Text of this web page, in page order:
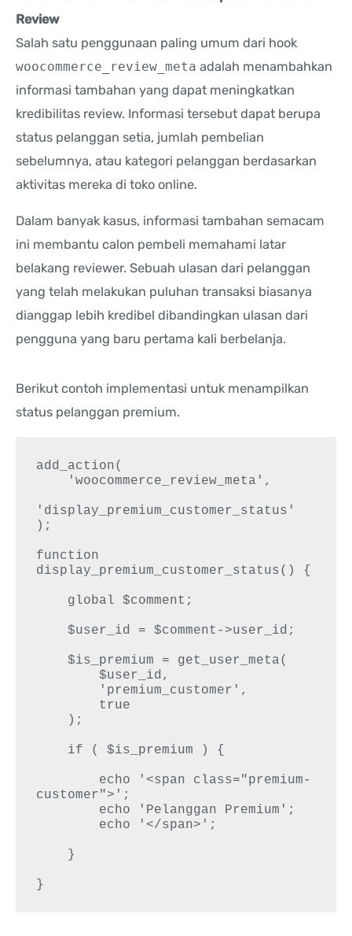
Review
Salah satu penggunaan paling umum dari hook
woocommerce_review_meta adalah menambahkan
informasi tambahan yang dapat meningkatkan
kredibilitas review. Informasi tersebut dapat berupa
status pelanggan setia, jumlah pembelian
sebelumnya, atau kategori pelanggan berdasarkan
aktivitas mereka di toko online.
Dalam banyak kasus, informasi tambahan semacam
ini membantu calon pembeli memahami latar
belakang reviewer. Sebuah ulasan dari pelanggan
yang telah melakukan puluhan transaksi biasanya
dianggap lebih kredibel dibandingkan ulasan dari
pengguna yang baru pertama kali berbelanja.
Berikut contoh implementasi untuk menampilkan
status pelanggan premium.
add_action(
'display_premium_customer_status'
);
function
display_premium_customer_status() {
    $user_id = $comment->user_id;
    $is_premium = get_user_meta(
        $user_id,
customer">';